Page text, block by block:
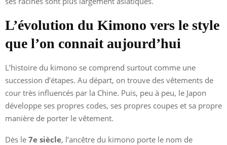
L’évolution du Kimono vers le style
que l’on connait aujourd’hui
L’histoire du kimono se comprend surtout comme une
succession d’étapes. Au départ, on trouve des vêtements de
cour très influencés par la Chine. Puis, peu à peu, le Japon
développe ses propres codes, ses propres coupes et sa propre
manière de porter le vêtement.
Dès le 7e siècle, l’ancêtre du kimono porte le nom de